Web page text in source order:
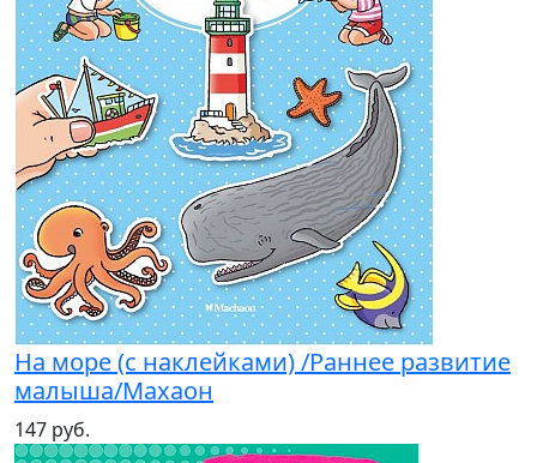
На море (с наклейками) /Раннее развитие
малыша/Махаон
147 руб.